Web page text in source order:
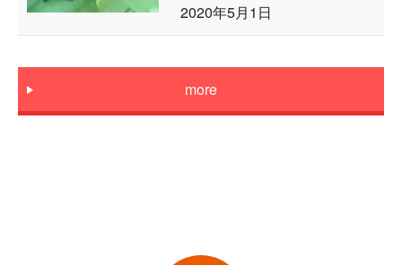
2020年5月1日
more